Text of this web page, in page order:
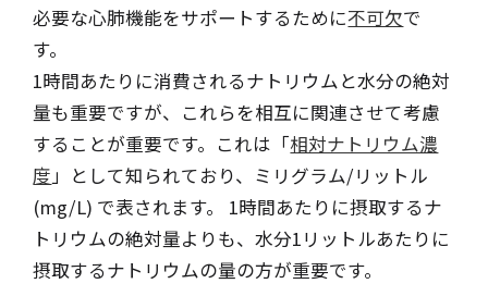
必要な心肺機能をサポートするために不可欠で
す。
1時間あたりに消費されるナトリウムと水分の絶対
量も重要ですが、これらを相互に関連させて考慮
することが重要です。これは「相対ナトリウム濃
度 」として知られており、ミリグラム/リットル
(mg/L) で表されます。 1時間あたりに摂取するナ
トリウムの絶対量よりも、水分1リットルあたりに
摂取するナトリウムの量の方が重要です。